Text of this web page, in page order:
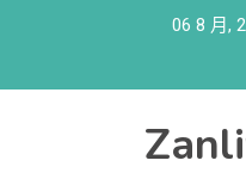
06 8 月,